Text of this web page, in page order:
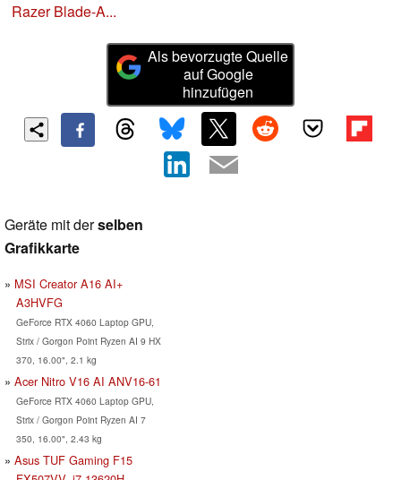
Razer Blade-A...
Als bevorzugte Quelle
auf Google
hinzufügen
Geräte mit derselben
Grafikkarte
MSI Creator A16 AI+
A3HVFG
GeForce RTX 4060 Laptop GPU,
Strix / Gorgon Point Ryzen AI 9 HX
370, 16.00", 2.1 kg
Acer Nitro V16 AI ANV16-61
GeForce RTX 4060 Laptop GPU,
Strix / Gorgon Point Ryzen AI 7
350, 16.00", 2.43 kg
Asus TUF Gaming F15